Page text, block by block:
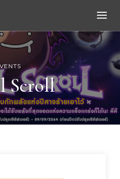
Scroll